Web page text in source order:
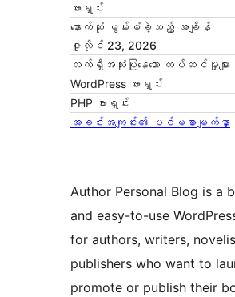
ဗားရှင်း
နောက်ဆုံး မွမ်းမံခဲ့သည့် အချိန်
ဇူလိုင် 23, 2026
လက်ရှိအသုံးပြုနေသော တပ်ဆင်မှုများ
WordPress ဗားရှင်း
PHP ဗားရှင်း
အခင်းအကျင်း၏ ပင်မစာမျက်နှာ
Author Personal Blog is a
and easy-to-use
for authors, writers,
publishers who want to
promote or publish their